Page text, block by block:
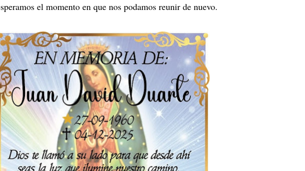
el momento en que nos podamos reunir de nuevo.